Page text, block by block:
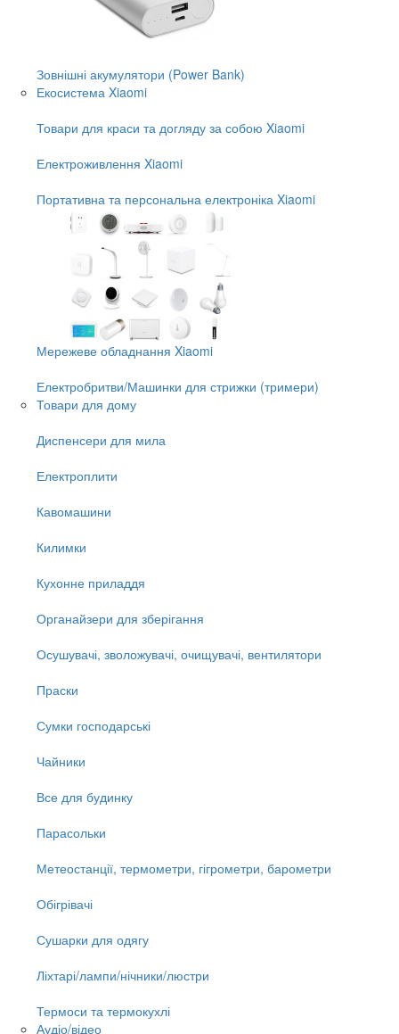
Зовнішні акумулятори (Power Bank)
Екосистема Xiaomi
Товари для краси та догляду за собою Xiaomi
Електроживлення Xiaomi
Портативна та персональна електроніка Xiaomi
Мережеве обладнання Xiaomi
Електробритви/Машинки для стрижки (тримери)
Товари для дому
Диспенсери для мила
Електроплити
Кавомашини
Килимки
Кухонне приладдя
Органайзери для зберігання
Осушувачі, зволожувачі, очищувачі, вентилятори
Праски
Сумки господарські
Чайники
Все для будинку
Парасольки
Метеостанції, термометри, гігрометри, барометри
Обігрівачі
Сушарки для одягу
Ліхтарі/лампи/нічники/люстри
Термоси та термокухлі
Аудіо/відео